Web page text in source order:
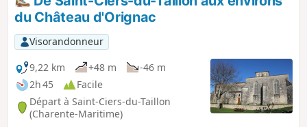
du Château d'Orignac
Visorandonneur
9,22 km
+48 m
-46 m
2h 45
Facile
Départ à Saint-Ciers-du-Taillon
(Charente-Maritime)